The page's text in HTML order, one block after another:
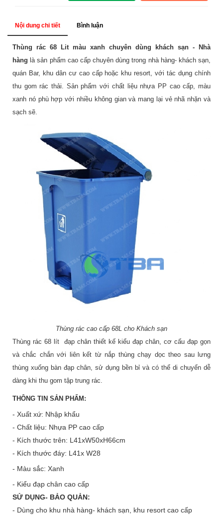
Nội dung chi tiết Bình luận
Thùng rác 68 Lit màu xanh chuyên dùng khách sạn - Nhà
hàng là sản phẩm cao cấp chuyên dùng trong nhà hàng- khách sạn,
quán Bar, khu dân cư cao cấp hoặc khu resort, với tác dụng chính
thu gom rác thải. Sản phẩm với chất liệu nhựa PP cao cấp, màu
xanh nó phù hợp với nhiều không gian và mang lại vẻ nhã nhặn và
sạch sẽ.
Thùng rác cao cấp 68L cho Khách sạn
Thùng rác 68 lít đạp chân thiết kế kiểu đạp chân, cơ cấu đạp gọn
và chắc chắn với liên kết từ nắp thùng chạy dọc theo sau lưng
thùng xuống bàn đạp chân, sử dụng bền bỉ và có thể di chuyển dễ
dàng khi thu gom tập trung rác.
THÔNG TIN SẢN PHẨM:
- Xuất xứ: Nhập khẩu
- Chất liệu: Nhựa PP cao cấp
- Kích thước trên: L41xW50xH66cm
- Kích thước đáy: L41x W28
- Màu sắc: Xanh
- Kiểu đạp chân cao cấp
SỬ DỤNG- BẢO QUẢN:
- Dùng cho khu nhà hàng- khách sạn, khu resort cao cấp